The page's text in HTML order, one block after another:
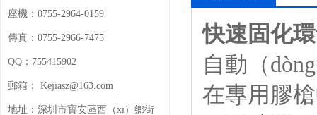
座機： 0755-2964-0159
傳真： 0755-2966-7475
QQ： 755415902
郵箱： Kejiasz@163.com
地址： 深圳市寶安區西（xī）鄉街
快速固化
自動（
在專用膠